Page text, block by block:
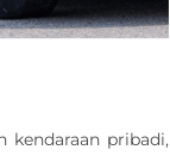
kendaraan pribadi,